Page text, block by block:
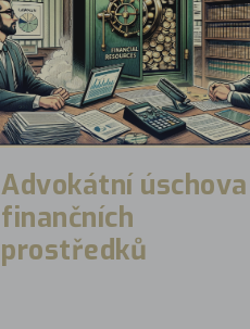
Advokátní úschova
finančních
prostředků